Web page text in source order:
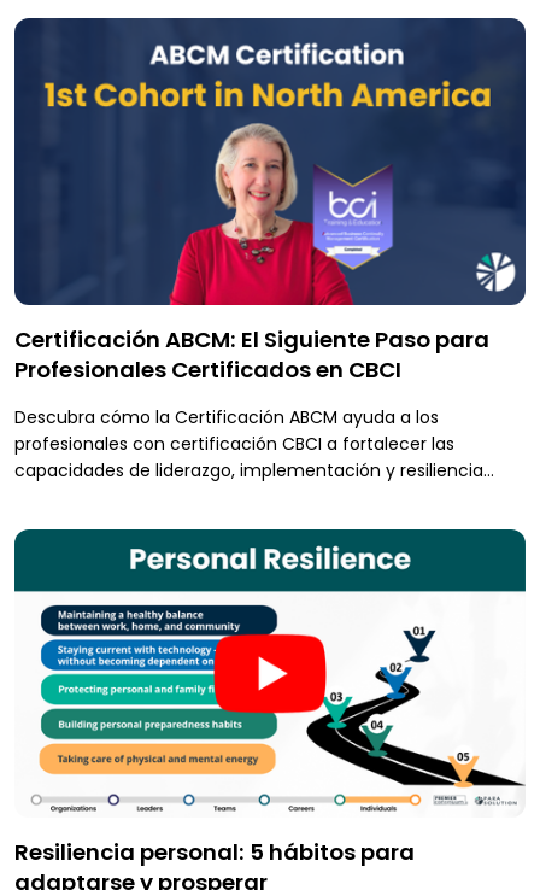
Certificación ABCM: El Siguiente Paso para
Profesionales Certificados en CBCI
Descubra cómo la Certificación ABCM ayuda a los
profesionales con certificación CBCI a fortalecer las
capacidades de liderazgo, implementación y resiliencia
continuidad del negocio.
Resiliencia personal: 5 hábitos para
adaptarse y prosperar